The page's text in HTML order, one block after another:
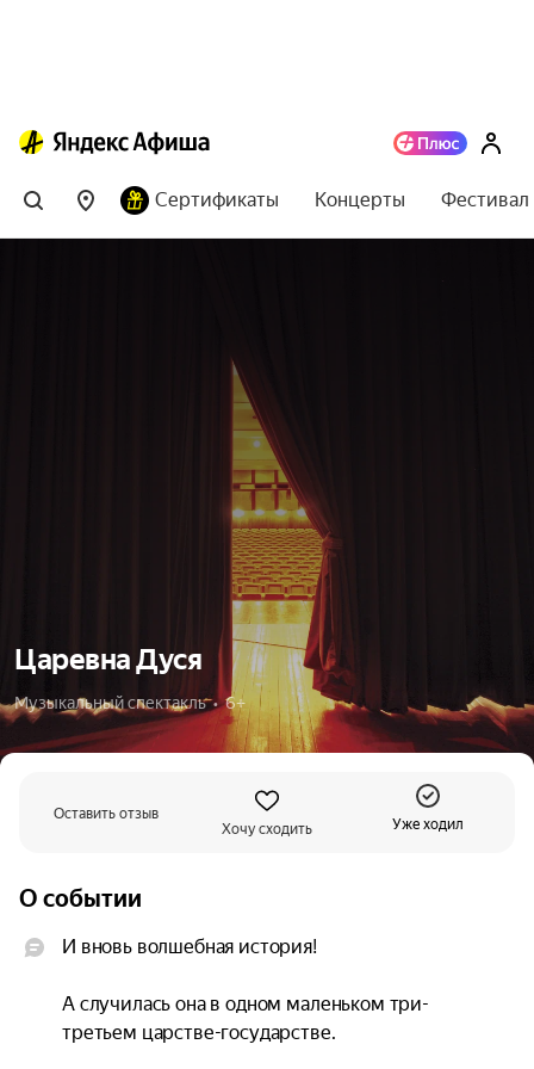
Сертификаты Концерты
Царевна Дуся
Музыкальный спектакль  •  6+
Оставить отзыв
Хочу сходить
Уже ходил
О событии
И вновь волшебная история!
А случилась она в одном маленьком три-
третьем царстве-государстве.